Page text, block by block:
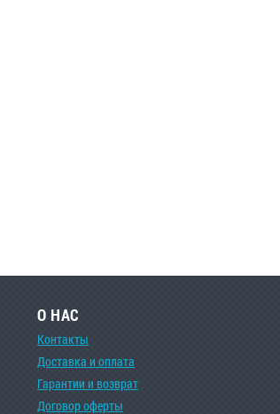
О НАС
Контакты
Доставка и оплата
Гарантии и возврат
Договор оферты